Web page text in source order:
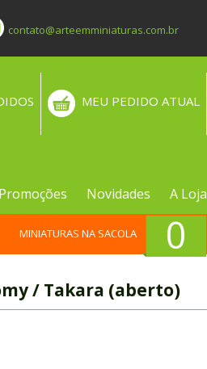
contato@arteemminiaturas.com.br
MEU PEDIDO ATUAL
Promoções Novidades A Loja
0
MINIATURAS NA SACOLA
/ Takara (aberto)